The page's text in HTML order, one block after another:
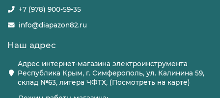
+7 (978) 900-59-35
info@diapazon82.ru
Наш адрес
Адрес интернет-магазина электроинструмента
Республика Крым, г. Симферополь, ул. Калинина 59,
склад №63, литера ЧФТХ, (Посмотреть на карте)